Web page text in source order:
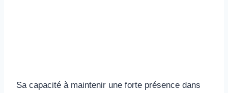
Sa capacité à maintenir une forte présence dans